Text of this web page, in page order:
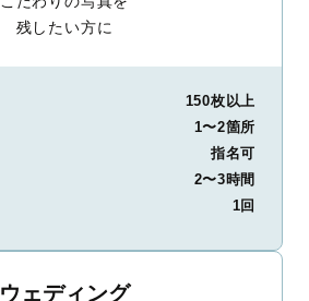
残したい方に
150枚以上
1〜2箇所
指名可
2〜3時間
1回
ウェディング